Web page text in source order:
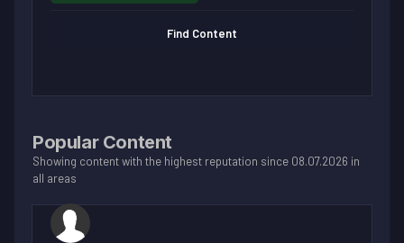
Find Content
Popular Content
Showing content with the highest reputation since 08.07.2026 in
all areas